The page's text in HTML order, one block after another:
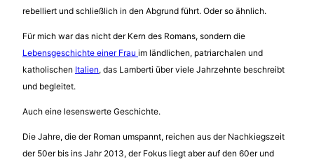
rebelliert und schließlich in den Abgrund führt. Oder so ähnlich.
Für mich war das nicht der Kern des Romans, sondern die
Lebensgeschichte einer Frau im ländlichen, patriarchalen und
katholischen Italien, das Lamberti über viele Jahrzehnte beschreibt
und begleitet.
Auch eine lesenswerte Geschichte.
Die Jahre, die der Roman umspannt, reichen aus der Nachkiegszeit
der 50er bis ins Jahr 2013, der Fokus liegt aber auf den 60er und